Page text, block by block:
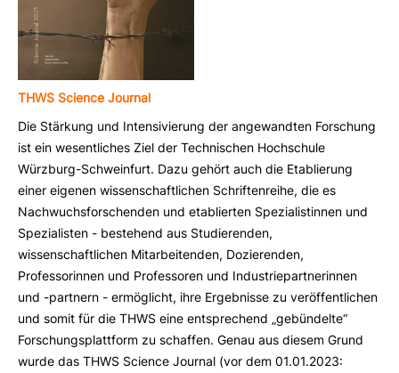
THWS Science Journal
Die Stärkung und Intensivierung der angewandten Forschung
ist ein wesentliches Ziel der Technischen Hochschule
Würzburg-Schweinfurt. Dazu gehört auch die Etablierung
einer eigenen wissenschaftlichen Schriftenreihe, die es
Nachwuchsforschenden und etablierten Spezialistinnen und
Spezialisten - bestehend aus Studierenden,
wissenschaftlichen Mitarbeitenden, Dozierenden,
Professorinnen und Professoren und Industriepartnerinnen
und -partnern - ermöglicht, ihre Ergebnisse zu veröffentlichen
und somit für die THWS eine entsprechend „gebündelte“
Forschungsplattform zu schaffen. Genau aus diesem Grund
wurde das THWS Science Journal (vor dem 01.01.2023: